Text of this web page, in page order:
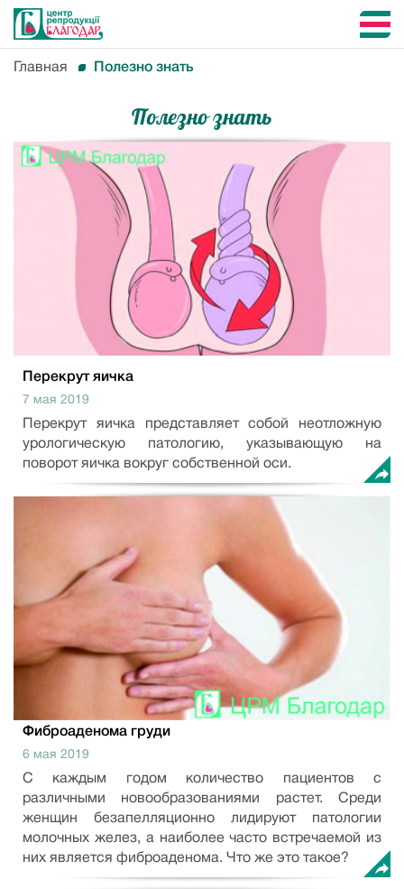
Главная Полезно знать
Полезно знать
Перекрут яичка
7 мая 2019
Перекрут яичка представляет собой неотложную
урологическую патологию, указывающую на
поворот яичка вокруг собственной оси.
Фиброаденома груди
6 мая 2019
С каждым годом количество пациентов с
различными новообразованиями растет. Среди
женщин безапелляционно лидируют патологии
молочных желез, а наиболее часто встречаемой из
них является фиброаденома. Что же это такое?